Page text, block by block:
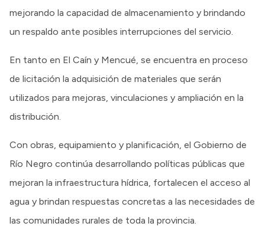
mejorando la capacidad de almacenamiento y brindando
un respaldo ante posibles interrupciones del servicio.
En tanto en El Caín y Mencué, se encuentra en proceso
de licitación la adquisición de materiales que serán
utilizados para mejoras, vinculaciones y ampliación en la
distribución.
Con obras, equipamiento y planificación, el Gobierno de
Río Negro continúa desarrollando políticas públicas que
mejoran la infraestructura hídrica, fortalecen el acceso al
agua y brindan respuestas concretas a las necesidades de
las comunidades rurales de toda la provincia.